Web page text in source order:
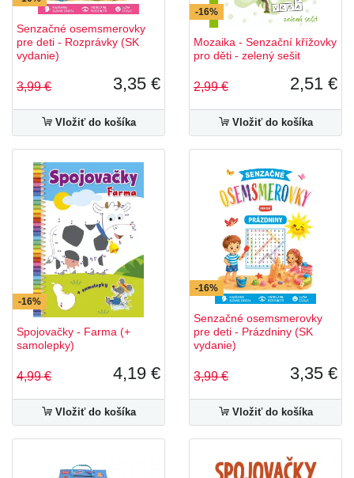
Senzačné osemsmerovky
pre deti - Rozprávky (SK
vydanie)
3,99 € 3,35 €
Vložiť do košíka
-16%
Mozaika - Senzační křížovky
pro děti - zelený sešit
2,99 € 2,51 €
Vložiť do košíka
-16%
Spojovačky - Farma (+
samolepky)
4,99 € 4,19 €
Vložiť do košíka
-16%
Senzačné osemsmerovky
pre deti - Prázdniny (SK
vydanie)
3,99 € 3,35 €
Vložiť do košíka